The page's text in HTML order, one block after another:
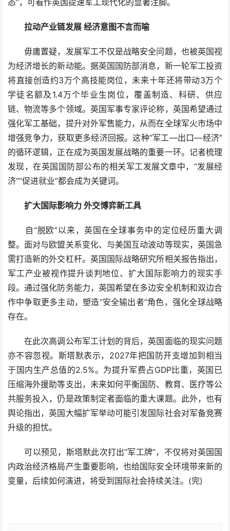
态”，可看作英国提速军工现代化的显著注脚。
拉动产业链发展 经济意图不言而喻
毋庸置疑，发展军工不仅是战略安全问题，也被英国视
为经济增长的新动能。据英国国防部消息，新一轮军工投资
将直接创造约3万个高技能岗位，未来十年还将带动3万个
学徒名额及1.4万个毕业生岗位，覆盖制造、科研、供应
链、物流等多个领域。英国军事专家评论称，英国希望通过
强化军工基础，提升对外军售能力，从而在全球军火市场中
增强竞争力，获取更多经济回报。这种“军工—出口—经济”
的循环逻辑，正在成为英国发展战略的重要一环。记者梳理
发现，在英国国防部公布的相关军工发展文章中，“发展经
济”“促进就业”都会成为关键词。
扩大国际影响力 外交博弈新工具
自“脱欧”以来，英国在全球事务中的定位经历重大调
整。面对与欧盟关系变化、与美国互动波动等现实，英国急
需打造新的外交杠杆。英国国际战略研究所相关报告指出，
军工产业被视作提升谈判地位、扩大国际影响力的现实手
段。通过强化防务能力，英国希望在多边安全机制和双边合
作中争取更多主动，塑造“安全输出者”角色，强化全球战略
存在。
在此次高调公布军工计划的背后，英国面临的现实问题
亦不容忽视。斯塔默表示，2027年把国防开支增加到相当
于国内生产总值的2.5%。为提升军费占GDP比重，英国已
压缩海外援助等支出，未来如何平衡国防、教育、医疗等公
共服务投入，仍是政策制定者面临的重大课题。此外，也有
舆论指出，英国大幅扩军举动可能引发国际社会对军备竞赛
升级的担忧。
可以预见，斯塔默此次打出“军工牌”，不仅将对英国国
内政治经济格局产生重要影响，也给国际安全环境带来新的
变量，后续如何演进，将受到国际社会持续关注。(完)